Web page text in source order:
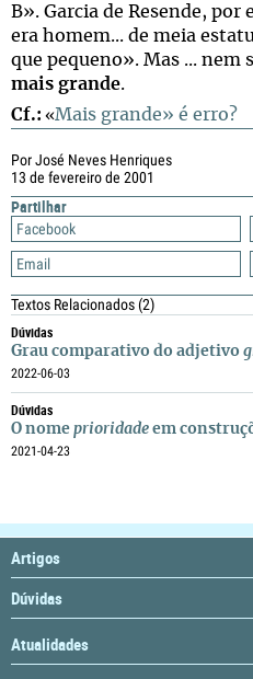
Por José Neves Henriques
13 de fevereiro de 2001
Partilhar
Facebook
Email
Textos Relacionados(2)
Dúvidas
Grau comparativo do adjetivo
2022-06-03
Dúvidas
O nome prioridade em
2021-04-23
B». Garcia de Resende,
era homem... de meia
que pequeno». Mas ... nem
mais grande.
Cf.: «Mais grande» é erro?
Artigos
Dúvidas
Atualidades